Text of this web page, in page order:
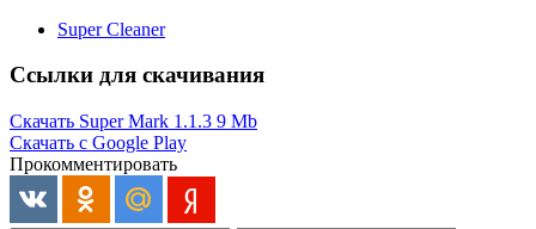
Super Cleaner
Ссылки для скачивания
Скачать Super Mark 1.1.3 9 Mb
Скачать с Google Play
Прокомментировать